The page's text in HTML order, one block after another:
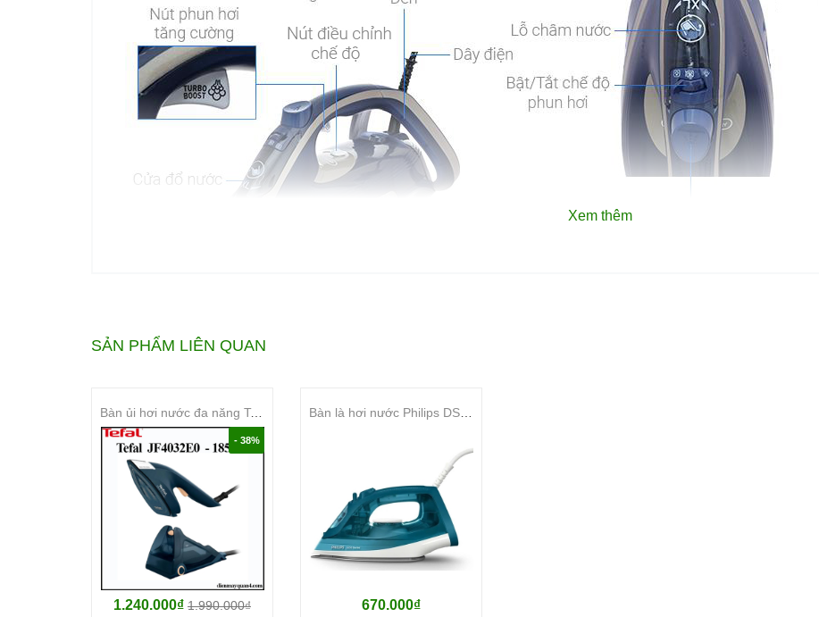
Bàn ủi hơi nước
Công suất:
2800W
Bình nước:
270 ml
Mặt đế:
Xem thêm
SẢN PHẨM LIÊN QUAN
Bàn ủi hơi nước đa năng Tefal 2 trong 1 Duo Power JF4032E0
- 38%
1.240.000₫ 1.990.000₫
Bàn là hơi nước Philips DST2030/90
670.000₫